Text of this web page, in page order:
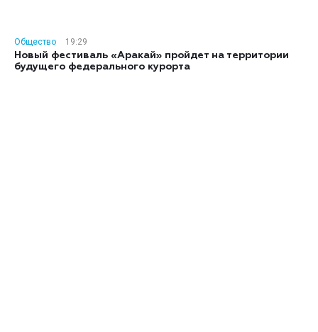
Общество
19:29
Новый фестиваль «Аракай» пройдет на территории
будущего федерального курорта